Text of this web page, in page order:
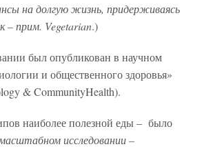
на долгую жизнь, придерживаясь
– прим. Vegetarian.)
был опубликован в научном
и общественного здоровья»
& CommunityHealth).
наиболее полезной еды – было
исследовании –